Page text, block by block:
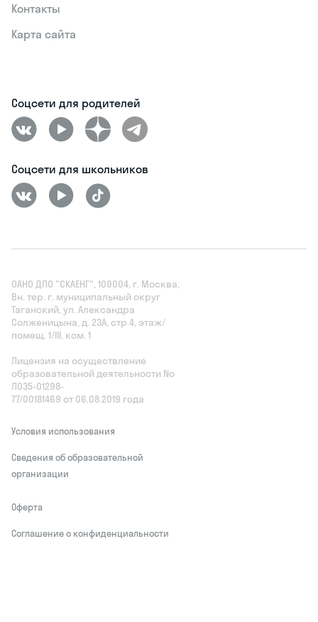
Контакты
Карта сайта
Соцсети для родителей
Соцсети для школьников
ОАНО ДПО "СКАЕНГ", 109004, г. Москва,
Вн. тер. г. муниципальный округ
Таганский, ул. Александра
Солженицына, д. 23А, стр.4, этаж/
помещ. 1/III, ком. 1
Лицензия на осуществление
образовательной деятельности No
Л035‑01298-
77/00181469 от 06.08.2019 года
Условия использования
Сведения об образовательной
организации
Оферта
Соглашение о конфиденциальности